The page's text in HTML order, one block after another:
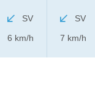
SV
6 km/h
SV
7 km/h